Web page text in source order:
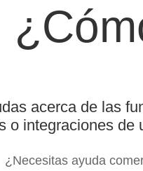
acerca de las
o integraciones de
¿Necesitas ayuda